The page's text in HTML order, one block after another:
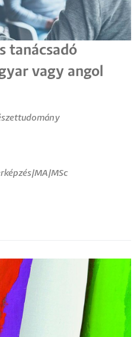
tanácsadó
vagy angol
MA/MSc